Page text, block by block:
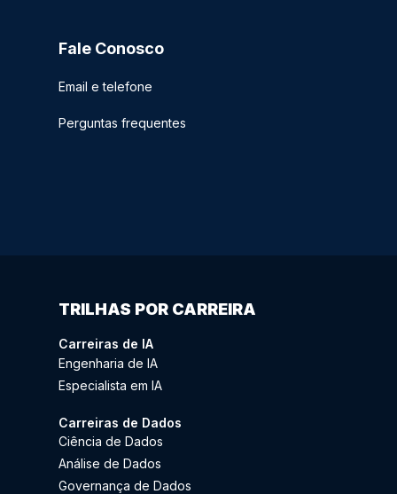
Fale Conosco
Email e telefone
Perguntas frequentes
TRILHAS POR CARREIRA
Carreiras de IA
Engenharia de IA
Especialista em IA
Carreiras de Dados
Ciência de Dados
Análise de Dados
Governança de Dados